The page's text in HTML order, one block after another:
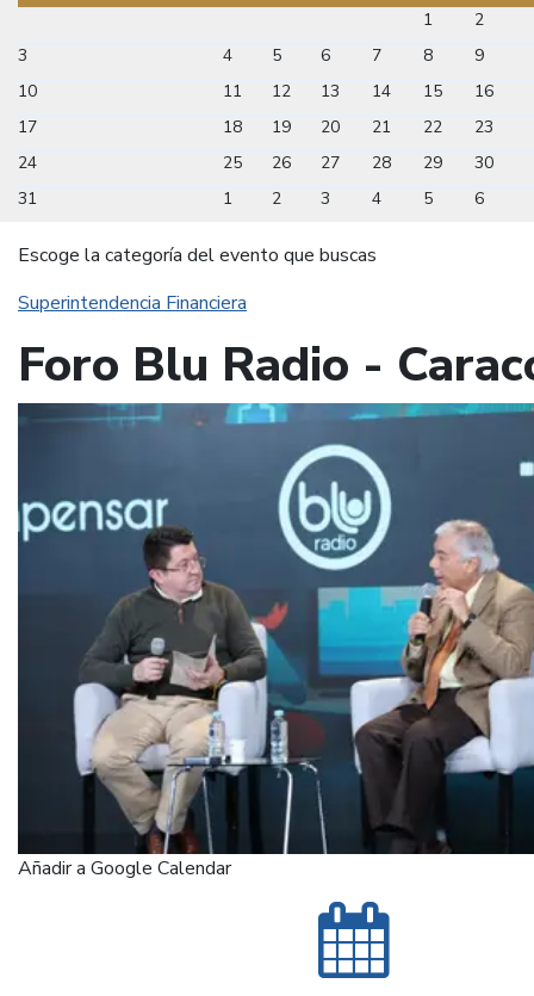
1
2
3
4 5 6 7 8
9
10
11 12 13 14 15
16
17
18 19 20 21 22
23
24
25 26 27 28 29
30
31
1 2 3 4 5 6
Escoge la categoría del evento que buscas
Superintendencia Financiera
Foro Blu Radio -
Añadir a Google Calendar